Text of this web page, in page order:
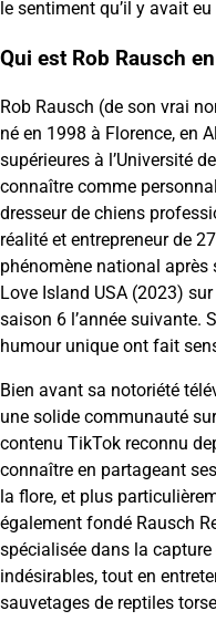
le sentiment qu’il y avait
Qui est Rob Rausch
Rob Rausch (de son vrai
né en 1998 à Florence, en
supérieures à l’Université
connaître comme
dresseur de chiens
réalité et entrepreneur de
phénomène national
Love Island USA (2023)
saison 6 l’année suivante.
humour unique ont fait
Bien avant sa notoriété
une solide communauté
contenu TikTok reconnu
connaître en partageant
la flore, et plus
également fondé Rausch
spécialisée dans la
indésirables, tout en
sauvetages de reptiles